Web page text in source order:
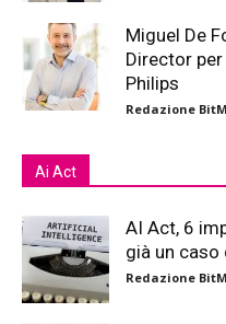
Miguel De
Director
Philips
Redazione
Ai Act
AI Act, 6
già un caso
Redazione